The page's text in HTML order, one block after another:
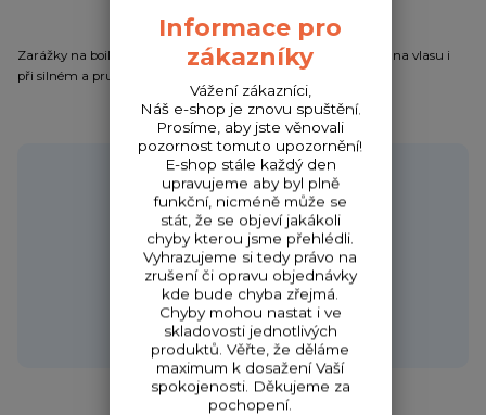
Zarážky na boilies ve tvaru V pro spolehlivé zajištění nástrahy na vlasu i
při silném a prudkém náhozu.
Potřebujete poradit?
Zákaznická podpora HONZA
+420 720 256 434
(Po-Čt 9-17 hod.,Pá 9-18 hod.)
obchod@fishcom.cz
Informace pro
zákazníky
Vážení zákazníci,
Náš e-shop je znovu spuštění.
Prosíme, aby jste věnovali
pozornost tomuto upozornění!
E-shop stále každý den
upravujeme aby byl plně
funkční, nicméně může se
stát, že se objeví jakákoli
chyby kterou jsme přehlédli.
Vyhrazujeme si tedy právo na
zrušení či opravu objednávky
kde bude chyba zřejmá.
Chyby mohou nastat i ve
skladovosti jednotlivých
produktů. Věřte, že děláme
maximum k dosažení Vaší
spokojenosti. Děkujeme za
pochopení.